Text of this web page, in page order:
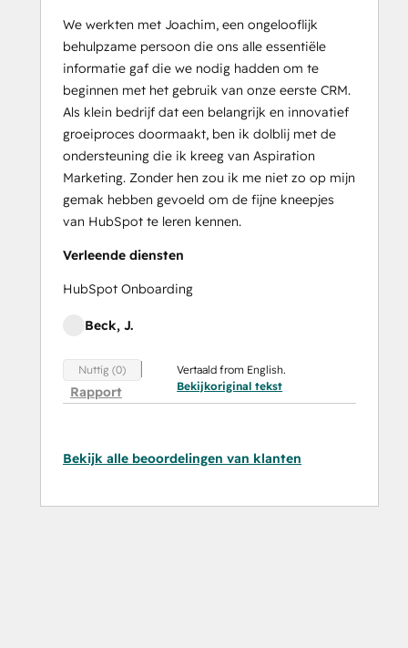
We werkten met Joachim, een ongelooflijk
behulpzame persoon die ons alle essentiële
informatie gaf die we nodig hadden om te
beginnen met het gebruik van onze eerste CRM.
Als klein bedrijf dat een belangrijk en innovatief
groeiproces doormaakt, ben ik dolblij met de
ondersteuning die ik kreeg van Aspiration
Marketing. Zonder hen zou ik me niet zo op mijn
gemak hebben gevoeld om de fijne kneepjes
van HubSpot te leren kennen.
Verleende diensten
HubSpot Onboarding
Beck, J.
Nuttig (0)
Rapport
Vertaald from English.
Bekijkoriginal tekst
Bekijk alle beoordelingen van klanten